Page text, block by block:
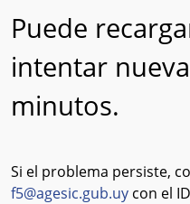
Puede
intentar
minutos.
Si el problema persiste,
f5@agesic.gub.uy con el